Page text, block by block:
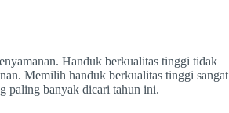
Handuk berkualitas tinggi tidak
Memilih handuk berkualitas tinggi sangat
paling banyak dicari tahun ini.